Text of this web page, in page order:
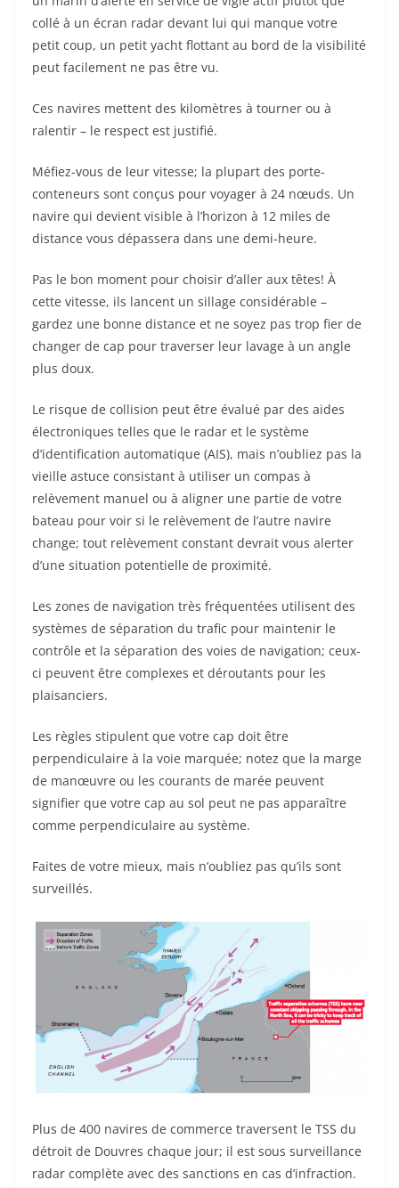
collé à un écran radar devant lui qui manque votre
petit coup, un petit yacht flottant au bord de la visibilité
peut facilement ne pas être vu.
Ces navires mettent des kilomètres à tourner ou à
ralentir – le respect est justifié.
Méfiez-vous de leur vitesse; la plupart des porte-
conteneurs sont conçus pour voyager à 24 nœuds. Un
navire qui devient visible à l’horizon à 12 miles de
distance vous dépassera dans une demi-heure.
Pas le bon moment pour choisir d’aller aux têtes! À
cette vitesse, ils lancent un sillage considérable –
gardez une bonne distance et ne soyez pas trop fier de
changer de cap pour traverser leur lavage à un angle
plus doux.
Le risque de collision peut être évalué par des aides
électroniques telles que le radar et le système
d’identification automatique (AIS), mais n’oubliez pas la
vieille astuce consistant à utiliser un compas à
relèvement manuel ou à aligner une partie de votre
bateau pour voir si le relèvement de l’autre navire
change; tout relèvement constant devrait vous alerter
d’une situation potentielle de proximité.
Les zones de navigation très fréquentées utilisent des
systèmes de séparation du trafic pour maintenir le
contrôle et la séparation des voies de navigation; ceux-
ci peuvent être complexes et déroutants pour les
plaisanciers.
Les règles stipulent que votre cap doit être
perpendiculaire à la voie marquée; notez que la marge
de manœuvre ou les courants de marée peuvent
signifier que votre cap au sol peut ne pas apparaître
comme perpendiculaire au système.
Faites de votre mieux, mais n’oubliez pas qu’ils sont
surveillés.
Plus de 400 navires de commerce traversent le TSS du
détroit de Douvres chaque jour; il est sous surveillance
radar complète avec des sanctions en cas d’infraction.